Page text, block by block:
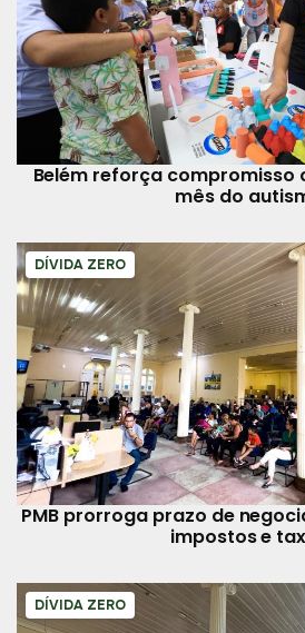
Belém reforça compromisso
mês do
DÍVIDA ZERO
PMB prorroga prazo de
impostos e
DÍVIDA ZERO